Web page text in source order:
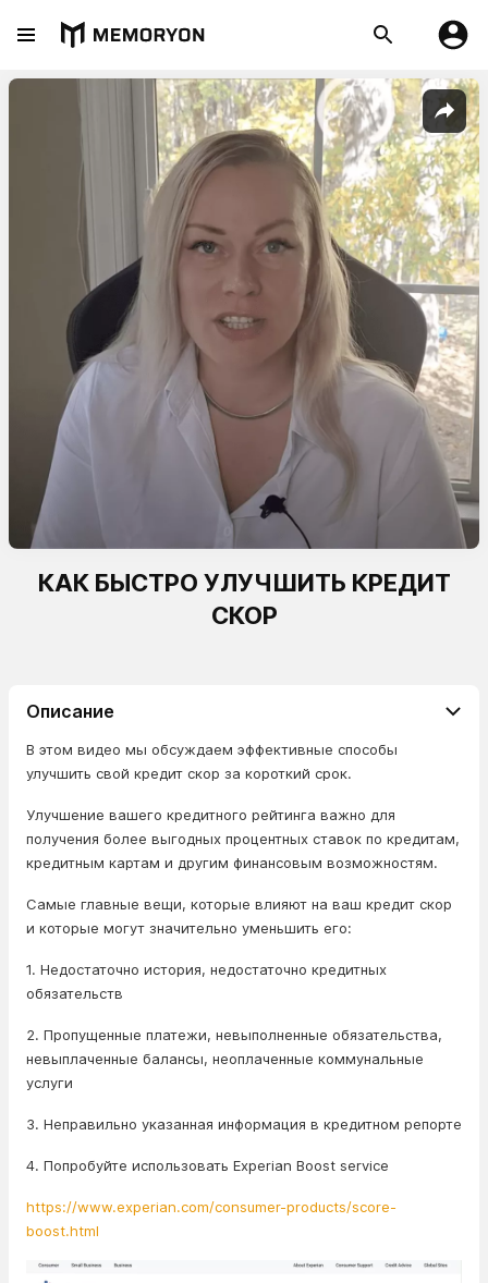
КАК БЫСТРО УЛУЧШИТЬ КРЕДИТ
СКОР
Описание
В этом видео мы обсуждаем эффективные способы
улучшить свой кредит скор за короткий срок.
Улучшение вашего кредитного рейтинга важно для
получения более выгодных процентных ставок по кредитам,
кредитным картам и другим финансовым возможностям.
Самые главные вещи, которые влияют на ваш кредит скор
и которые могут значительно уменьшить его:
1. Недостаточно история, недостаточно кредитных
обязательств
2. Пропущенные платежи, невыполненные обязательства,
невыплаченные балансы, неоплаченные коммунальные
услуги
3. Неправильно указанная информация в кредитном репорте
4. Попробуйте использовать Experian Boost service
https://www.experian.com/consumer-products/score-
boost.html